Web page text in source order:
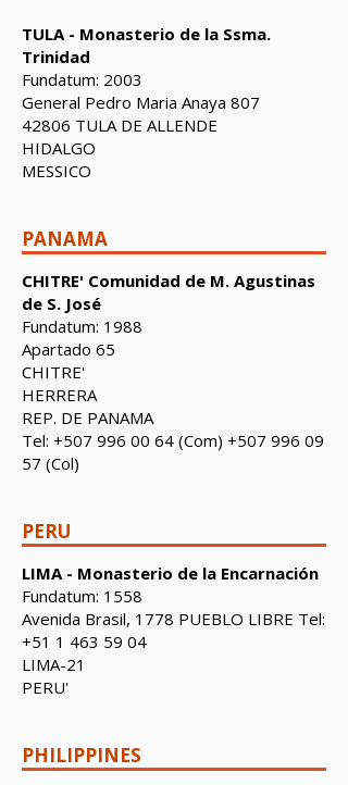
TULA - Monasterio de la Ssma.
Trinidad
Fundatum: 2003
General Pedro Maria Anaya 807
42806 TULA DE ALLENDE
HIDALGO
MESSICO
PANAMA
CHITRE' Comunidad de M. Agustinas
de S. José
Fundatum: 1988
Apartado 65
CHITRE'
HERRERA
REP. DE PANAMA
Tel: +507 996 00 64 (Com) +507 996 09
57 (Col)
PERU
LIMA - Monasterio de la Encarnación
Fundatum: 1558
Avenida Brasil, 1778 PUEBLO LIBRE Tel:
+51 1 463 59 04
LIMA-21
PERU'
PHILIPPINES